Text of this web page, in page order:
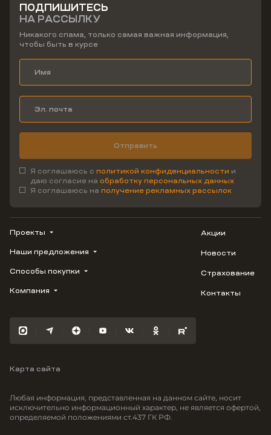
ПОДПИШИТЕСЬ
НА РАССЫЛКУ
Никакого спама, только самая важная информация,
чтобы быть в курсе
Отправить
Я соглашаюсь с политикой конфиденциальности и
даю согласие на обработку персональных данных
Я соглашаюсь на получение рекламных рассылок
Проекты
ВЕРН
1799
Флора
Отражение
Моретта
Вместе
Наши предложения
Купить квартиру
Студию
3-комнатную
Способы покупки
Трейд-ин
100% оплата
Компания
Карьера
Акции
Новости
Страхование
Контакты
Карта сайта
Любая информация, представленная на данном сайте, носит
исключительно информационный характер, не является офертой,
определяемой положениями ст.437 ГК РФ.